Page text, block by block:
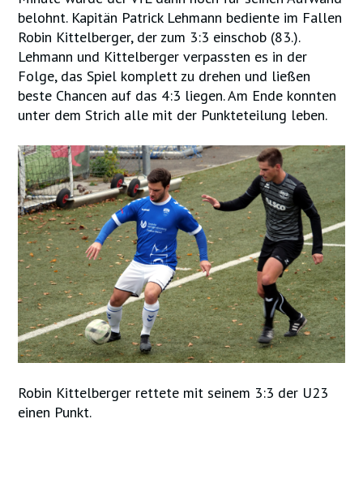
belohnt. Kapitän Patrick Lehmann bediente im Fallen
Robin Kittelberger, der zum 3:3 einschob (83.).
Lehmann und Kittelberger verpassten es in der
Folge, das Spiel komplett zu drehen und ließen
beste Chancen auf das 4:3 liegen. Am Ende konnten
unter dem Strich alle mit der Punkteteilung leben.
Robin Kittelberger rettete mit seinem 3:3 der U23
einen Punkt.